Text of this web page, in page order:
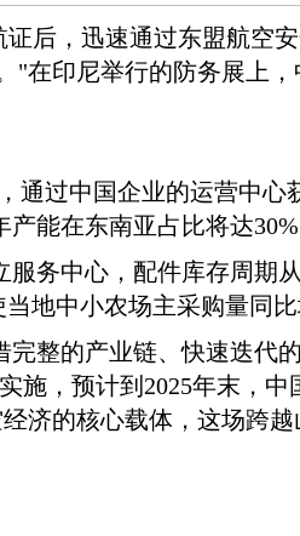
后，迅速通过东盟航空
在印尼举行的防务展上，
通过中国企业的运营中心
能在东南亚占比将达30%
务中心，配件库存周期
地中小农场主采购量同比
整的产业链、快速迭代
施，预计到2025年末，
济的核心载体，这场跨